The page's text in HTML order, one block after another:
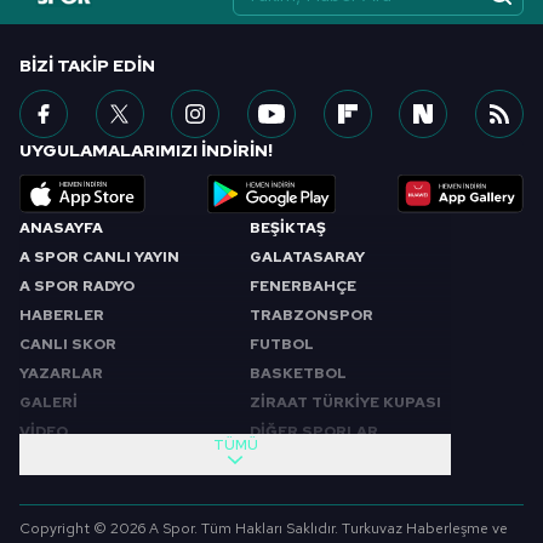
ANASAYFA
A SPOR CANLI YAYIN
A SPOR RADYO
HABERLER
CANLI SKOR
YAZARLAR
GALERİ
VİDEO
BEŞİKTAŞ
GALATASARAY
FENERBAHÇE
TRABZONSPOR
FUTBOL
BASKETBOL
ZİRAAT TÜRKİYE KUPASI
DİĞER SPORLAR
SABAH SPORU
FUTBOL
TÜMÜ
BIZI TAKIP EDIN
UYGULAMALARIMIZI İNDİRİN!
Copyright © 2026 A Spor. Tüm Hakları Saklıdır. Turkuvaz Haberleşme ve